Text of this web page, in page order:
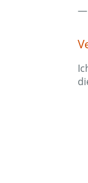
—